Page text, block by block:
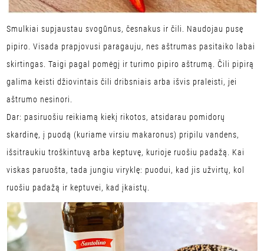
Smulkiai supjaustau svogūnus, česnakus ir čili. Naudojau pusę
pipiro. Visada prapjovusi paragauju, nes aštrumas pasitaiko labai
skirtingas. Taigi pagal pomėgį ir turimo pipiro aštrumą. Čili pipirą
galima keisti džiovintais čili dribsniais arba išvis praleisti, jei
aštrumo nesinori.
Dar: pasiruošiu reikiamą kiekį rikotos, atsidarau pomidorų
skardinę, į puodą (kuriame virsiu makaronus) pripilu vandens,
išsitraukiu troškintuvą arba keptuvę, kurioje ruošiu padažą. Kai
viskas paruošta, tada jungiu viryklę: puodui, kad jis užvirtų, kol
ruošiu padažą ir keptuvei, kad įkaistų.